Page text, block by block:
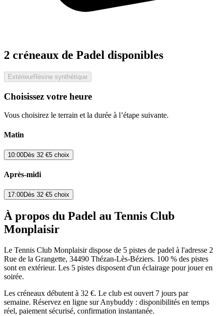
2 créneaux de Padel disponibles
ExtérieurRésine synthétique
Choisissez votre heure
Vous choisirez le terrain et la durée à l’étape suivante.
Matin
10:00Dès 32 €5 choix
Après-midi
17:00Dès 32 €5 choix
À propos du Padel au Tennis Club
Monplaisir
Le Tennis Club Monplaisir dispose de 5 pistes de padel à l'adresse 2
Rue de la Grangette, 34490 Thézan-Lès-Béziers. 100 % des pistes
sont en extérieur. Les 5 pistes disposent d'un éclairage pour jouer en
soirée.
Les créneaux débutent à 32 €. Le club est ouvert 7 jours par
semaine. Réservez en ligne sur Anybuddy : disponibilités en temps
réel, paiement sécurisé, confirmation instantanée.